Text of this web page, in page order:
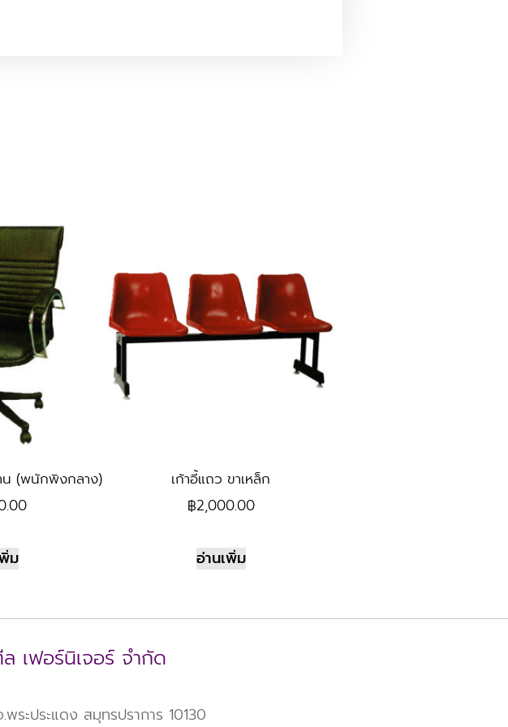
น (พนักพิงกลาง)
ม
เก้าอี้แถว ขาเหล็ก
฿2,000.00
อ่านเพิ่ม
เฟอร์นิเจอร์ จำกัด
ระประแดง สมุทรปราการ 10130